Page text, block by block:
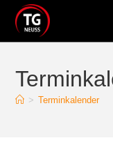
> Terminkalender